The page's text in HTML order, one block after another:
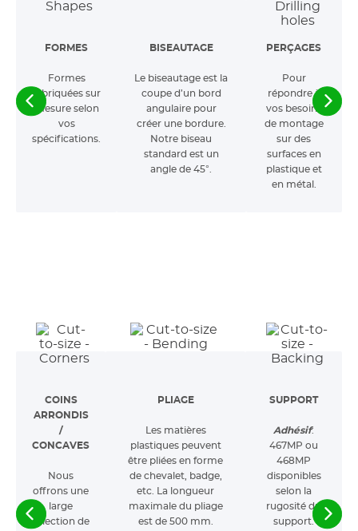
FORMES
Formes
fabriquées sur
mesure selon
vos
spécifications.
BISEAUTAGE
Le biseautage est la
coupe d’un bord
angulaire pour
créer une bordure.
Notre biseau
standard est un
angle de 45°.
PERÇAGES
Pour
répondre à
vos besoins
de montage
sur des
surfaces en
plastique et
en métal.
COINS
ARRONDIS
/
CONCAVES
Nous
offrons une
large
sélection de
PLIAGE
Les matières
plastiques peuvent
être pliées en forme
de chevalet, badge,
etc. La longueur
maximale du pliage
est de 500 mm.
SUPPORT
Adhésif:
467MP ou
468MP
disponibles
selon la
rugosité du
support.